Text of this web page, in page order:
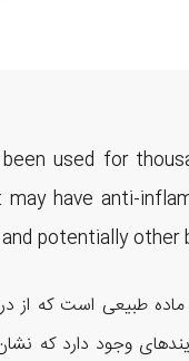
used for
have anti-
potentially other
ماده طبیعی است که
وجود دارد که